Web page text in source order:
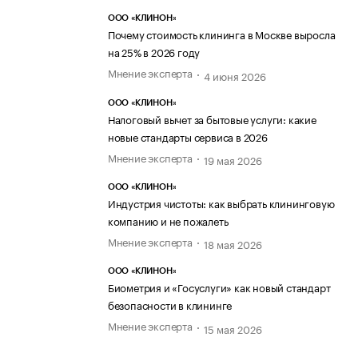
ООО «КЛИНОН»
Почему стоимость клининга в Москве выросла
на 25% в 2026 году
Мнение эксперта
4 июня 2026
ООО «КЛИНОН»
Налоговый вычет за бытовые услуги: какие
новые стандарты сервиса в 2026
Мнение эксперта
19 мая 2026
ООО «КЛИНОН»
Индустрия чистоты: как выбрать клининговую
компанию и не пожалеть
Мнение эксперта
18 мая 2026
ООО «КЛИНОН»
Биометрия и «Госуслуги» как новый стандарт
безопасности в клининге
Мнение эксперта
15 мая 2026